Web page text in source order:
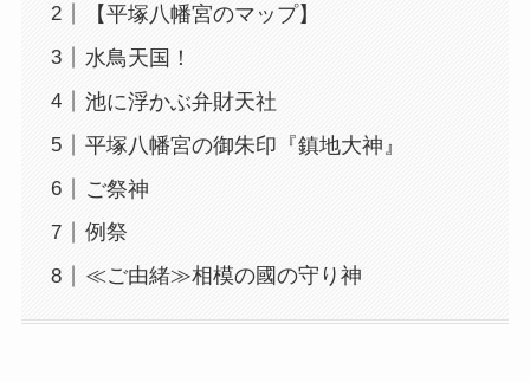
【平塚八幡宮のマップ】
水鳥天国！
池に浮かぶ弁財天社
平塚八幡宮の御朱印『鎮地大神』
ご祭神
例祭
≪ご由緒≫相模の國の守り神